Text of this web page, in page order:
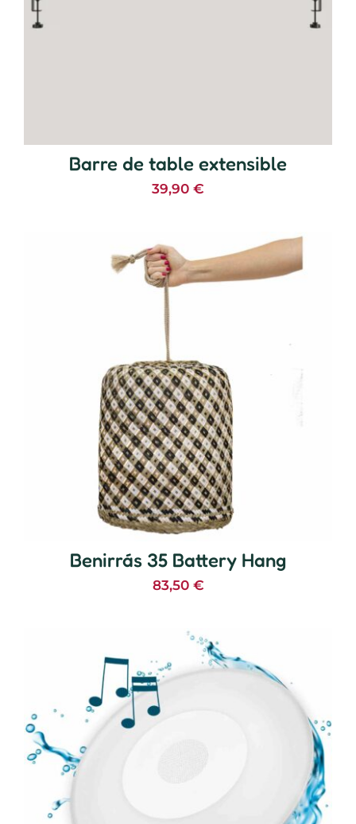
Barre de table extensible
39,90 €
Benirrás 35 Battery Hang
83,50 €